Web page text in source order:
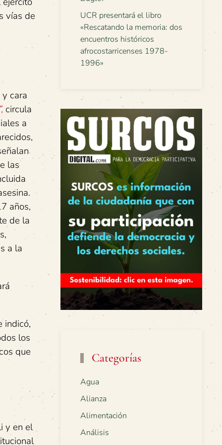
vías de
cara
circula
a
las
años,
de la
a la
indicó,
los
que
y en el
UCR presentará el libro
«Rescatando la memoria: dos
encuentros históricos
afrocostarricenses 1978-
1996»
Categorías
Agua
Alianza
Alimentación
Análisis